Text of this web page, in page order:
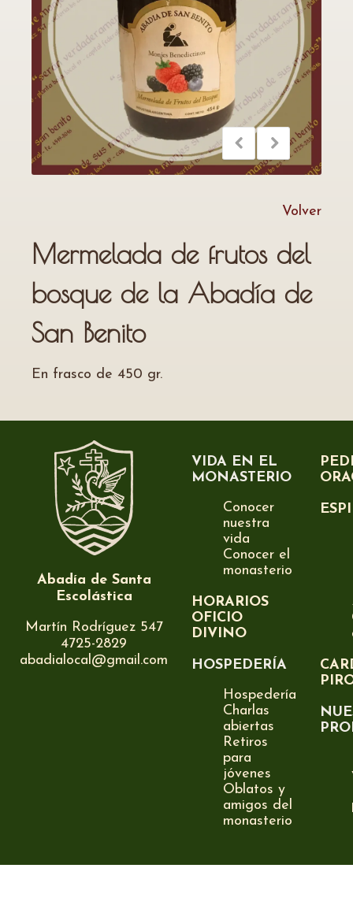
Volver
Mermelada de frutos del
bosque de la Abadía de
San Benito
En frasco de 450 gr.
Abadía de Santa
Escolástica
Martín Rodríguez 547
4725-2829
abadialocal@gmail.com
VIDA EN EL
MONASTERIO
Conocer
nuestra
vida
Conocer el
monasterio
HORARIOS
OFICIO
DIVINO
HOSPEDERÍA
Hospedería
Charlas
abiertas
Retiros
para
jóvenes
Oblatos y
amigos del
monasterio